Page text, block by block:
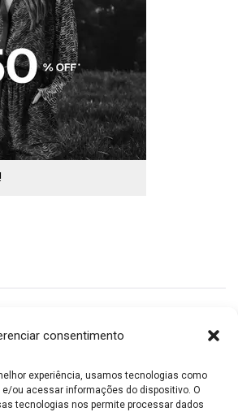
consentimento
experiência, usamos tecnologias como
ou acessar informações do dispositivo. O
tecnologias nos permite processar dados
TERMOS E CONDIÇÕES
Rights Reserved RLITec.